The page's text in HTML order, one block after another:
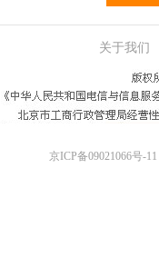
关于我们
京ICP备09021066号-11